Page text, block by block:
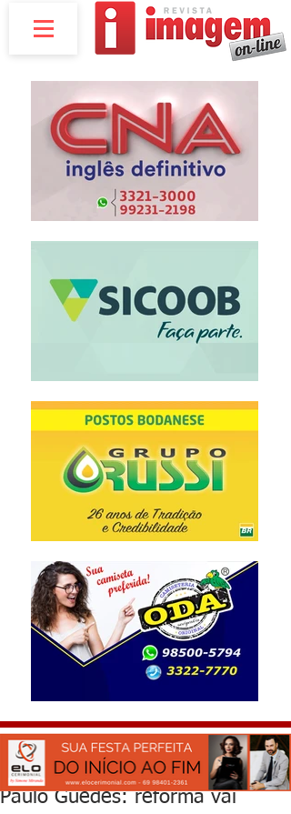
Paulo Guedes: reforma vai